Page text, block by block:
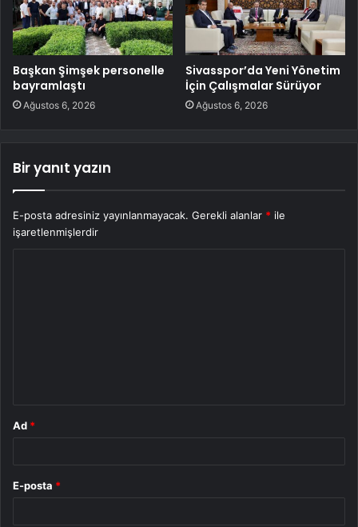
Başkan Şimşek personelle
bayramlaştı
Ağustos 6, 2026
Sivasspor’da Yeni Yönetim
İçin Çalışmalar Sürüyor
Ağustos 6, 2026
Bir yanıt yazın
E-posta adresiniz yayınlanmayacak. Gerekli alanlar * ile
işaretlenmişlerdir
Ad *
E-posta *